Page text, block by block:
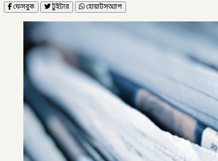
ফেসবুক
টুইটার হোয়াটসঅ্যাপ